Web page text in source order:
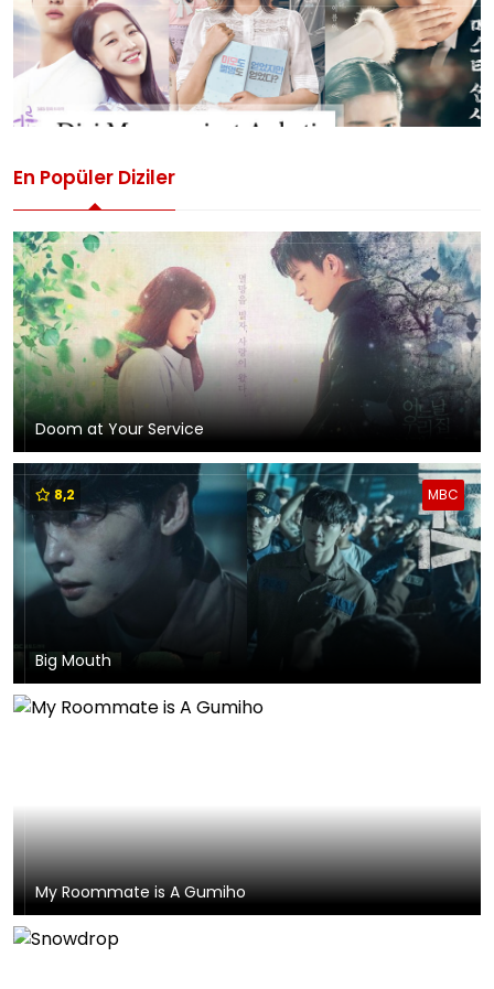
En Popüler Diziler
Doom at Your Service
MBC
8,2
Big Mouth
My Roommate is A Gumiho